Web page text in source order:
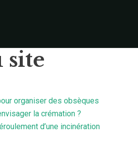
site
organiser des obsèques
la crémation ?
d’une incinération